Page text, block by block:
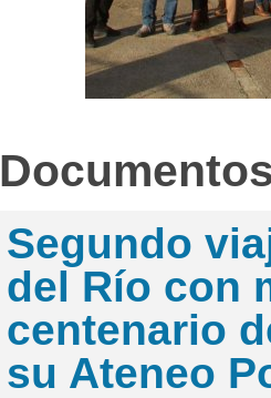
Segundo
del Río con
centenario
su Ateneo